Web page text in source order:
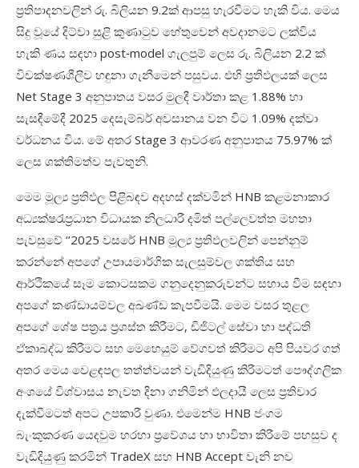
ප්‍රතිපාදනවලින් රු. බිලියන 9.2ක් ආපසු හැරවීමට හැකි විය. මෙය
සිදු වූයේ දිට්වා සුළි කුණාටුව හේතුවෙන් අවදානමට ලක්විය
හැකි ණය සඳහා post‑model ගැලපුම් ලෙස රු. බිලියන 2.2 ක්
විචක්ෂණශීලීව හඳුනා ගැනීමෙන් පසුවය. එහි ප්‍රතිඵලයක් ලෙස
Net Stage 3 අනුපාතය වසර මුලදී වාර්තා කළ 1.88% හා
සැසඳීමේදී 2025 දෙසැම්බර් අවසානය වන විට 1.09% දක්වා
වර්ධනය විය. මේ අතර Stage 3 ආවරණ අනුපාතය 75.97% ක්
ලෙස ශක්තිමත්ව පැවතුනි.
මෙම මූල්‍ය ප්‍රතිඵල පිළිබඳව අදහස් දක්වමින් HNB කළමනාකාර
අධ්‍යක්ෂරැප්‍රධාන විධායක නිලධාරී දමිත් පල්ලෙවත්ත මහතා
පැවසුවේ ‘’2025 වසරේ HNB මූල්‍ය ප්‍රතිඵලවලින් පෙන්නුම්
කරන්නේ අපගේ උපායමාර්ගික සැලසුම්වල ශක්තිය සහ
ආර්ථිකයේ සෑම කොටසකම ගනුදෙනුකරුවන්ට සහාය වීම සඳහා
අපගේ කණ්ඩායම්වල අඛණ්ඩ කැපවීමයි. මෙම වසර තුළල
අපගේ ශේෂ පත්‍රය ප්‍රශස්ත කිරීමට, ඩිජිටල් සේවා හා පද්ධති
ඒකාබද්ධ කිරීමට සහ මෙහෙයුම් වේගවත් කිරීමට අපි පියවර ගත්
අතර මෙය වෙළඳපල තත්ත්වයන් වැඩිදියුණු කිරීමටත් පෞද්ගලික
අංශයේ විශ්වාසය නැවත දිනා ගනිමින් ඵලදායී ලෙස ප්‍රතිචාර
දැක්වීමටත් අපට උපකාරී වුණා. එමෙන්ම HNB ජංගම
බැංකුකරණ යෙදවුම හරහා ප්‍රවේශය හා භාවිතා කිරීමේ පහසුව ද
වැඩිදියුණු කරමින් TradeX සහ HNB Accept වැනි නව